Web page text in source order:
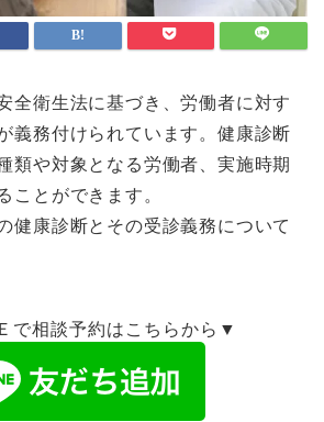
全衛生法に基づき、労働者に対す
義務付けられています。健康診断
類や対象となる労働者、実施時期
ことができます。
健康診断とその受診義務について
で相談予約はこちらから▼